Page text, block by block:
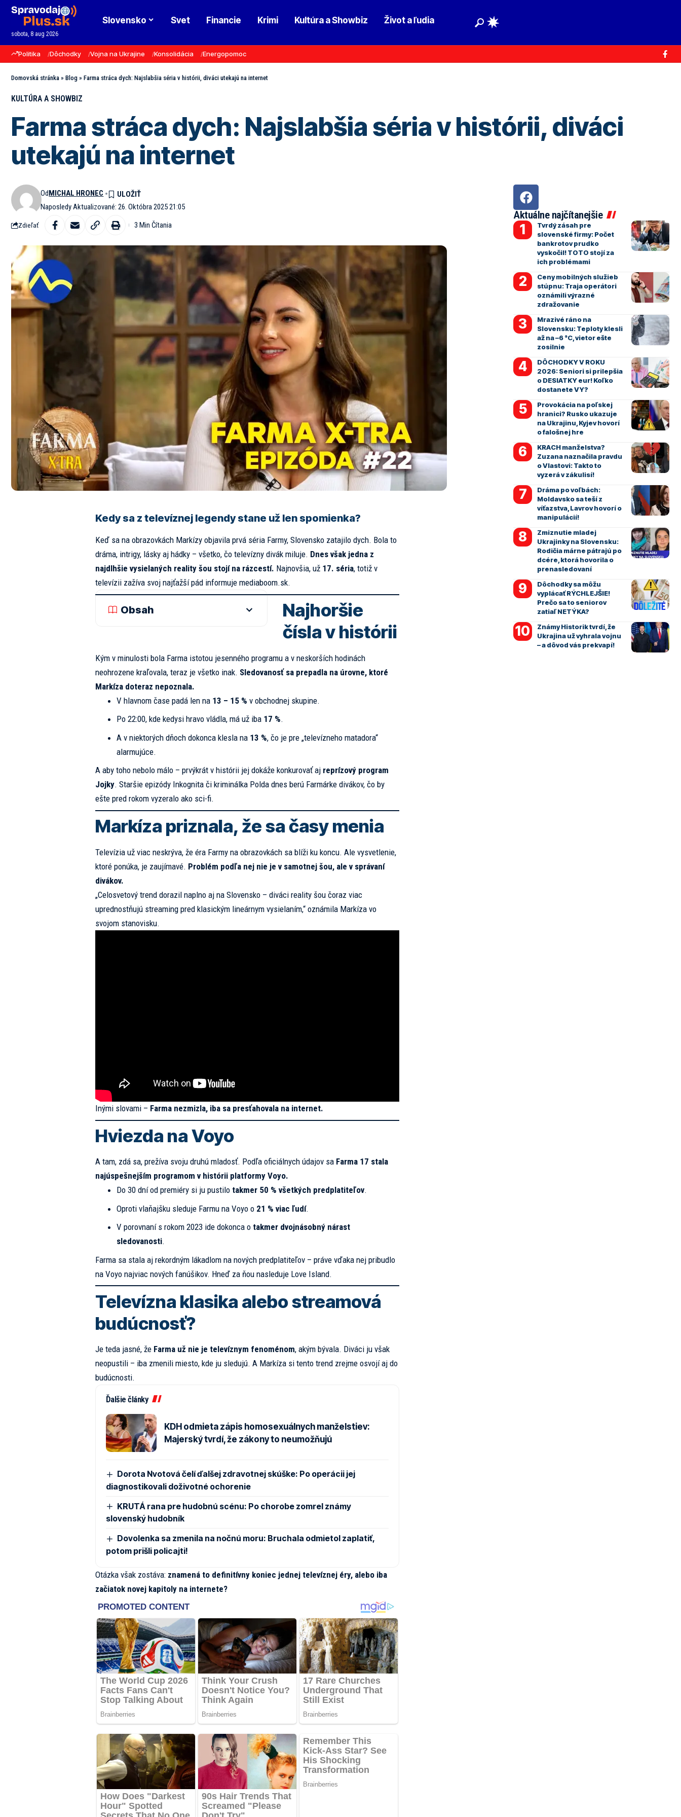
sobota, 8 aug 2026
Slovensko Svet Financie Krimi Kultúra a Showbiz Život a ľudia
Politika Dôchodky Vojna na Ukrajine Konsolidácia Energopomoc
Domovská stránka » Blog » Farma stráca dych: Najslabšia séria v histórii, diváci utekajú na internet
KULTÚRA A SHOWBIZ
Farma stráca dych: Najslabšia séria v histórii, diváci
utekajú na internet
Naposledy Aktualizované: 26. Októbra 2025 21:05
OdMICHAL HRONEC
Zdieľať 3 Min Čítania
Kedy sa z televíznej legendy stane už len spomienka?
Keď sa na obrazovkách Markízy objavila prvá séria Farmy, Slovensko zatajilo dych. Bola to
dráma, intrigy, lásky aj hádky – všetko, čo televízny divák miluje. Dnes však jedna z
najdlhšie vysielaných reality šou stojí na rázcestí. Najnovšia, už 17. séria, totiž v
televízii zažíva svoj najťažší pád informuje mediaboom.sk.
Obsah
Najhoršie
čísla v histórii
Kým v minulosti bola Farma istotou jesenného programu a v neskorších hodinách
neohrozene kraľovala, teraz je všetko inak. Sledovanosť sa prepadla na úrovne, ktoré
Markíza doteraz nepoznala.
V hlavnom čase padá len na 13 – 15 % v obchodnej skupine.
Po 22:00, kde kedysi hravo vládla, má už iba 17 %.
A v niektorých dňoch dokonca klesla na 13 %, čo je pre „televízneho matadora“
alarmujúce.
A aby toho nebolo málo – prvýkrát v histórii jej dokáže konkurovať aj reprízový program
Jojky. Staršie epizódy Inkognita či kriminálka Polda dnes berú Farmárke divákov, čo by
ešte pred rokom vyzeralo ako sci-fi.
Markíza priznala, že sa časy menia
Televízia už viac neskrýva, že éra Farmy na obrazovkách sa blíži ku koncu. Ale vysvetlenie,
ktoré ponúka, je zaujímavé. Problém podľa nej nie je v samotnej šou, ale v správaní
divákov.
„Celosvetový trend dorazil naplno aj na Slovensko – diváci reality šou čoraz viac
uprednostňujú streaming pred klasickým lineárnym vysielaním,“ oznámila Markíza vo
svojom stanovisku.
Inými slovami – Farma nezmizla, iba sa presťahovala na internet.
Hviezda na Voyo
A tam, zdá sa, prežíva svoju druhú mladosť. Podľa oficiálnych údajov sa Farma 17 stala
najúspešnejším programom v histórii platformy Voyo.
Do 30 dní od premiéry si ju pustilo takmer 50 % všetkých predplatiteľov.
Oproti vlaňajšku sleduje Farmu na Voyo o 21 % viac ľudí.
V porovnaní s rokom 2023 ide dokonca o takmer dvojnásobný nárast
sledovanosti.
Farma sa stala aj rekordným lákadlom na nových predplatiteľov – práve vďaka nej pribudlo
na Voyo najviac nových fanúšikov. Hneď za ňou nasleduje Love Island.
Televízna klasika alebo streamová
budúcnosť?
Je teda jasné, že Farma už nie je televíznym fenoménom, akým bývala. Diváci ju však
neopustili – iba zmenili miesto, kde ju sledujú. A Markíza si tento trend zrejme osvojí aj do
budúcnosti.
Ďalšie články
KDH odmieta zápis homosexuálnych manželstiev:
Majerský tvrdí, že zákony to neumožňujú
Dorota Nvotová čelí ďalšej zdravotnej skúške: Po operácii jej
diagnostikovali doživotné ochorenie
KRUTÁ rana pre hudobnú scénu: Po chorobe zomrel známy
slovenský hudobník
Dovolenka sa zmenila na nočnú moru: Bruchala odmietol zaplatiť,
potom prišli policajti!
Otázka však zostáva: znamená to definitívny koniec jednej televíznej éry, alebo iba
začiatok novej kapitoly na internete?
Aktuálne najčítanejšie
Tvrdý zásah pre
slovenské firmy: Počet
bankrotov prudko
vyskočil! TOTO stojí za
ich problémami
Ceny mobilných služieb
stúpnu: Traja operátori
oznámili výrazné
zdražovanie
Mrazivé ráno na
Slovensku: Teploty klesli
až na –6 °C, vietor ešte
zosilnie
DÔCHODKY V ROKU
2026: Seniori si prilepšia
o DESIATKY eur! Koľko
dostanete VY?
Provokácia na poľskej
hranici? Rusko ukazuje
na Ukrajinu, Kyjev hovorí
o falošnej hre
KRACH manželstva?
Zuzana naznačila pravdu
o Vlastovi: Takto to
vyzerá v zákulisí!
Dráma po voľbách:
Moldavsko sa teší z
víťazstva, Lavrov hovorí o
manipulácií!
Zmiznutie mladej
Ukrajinky na Slovensku:
Rodičia márne pátrajú po
dcére, ktorá hovorila o
prenasledovaní
Dôchodky sa môžu
vyplácať RÝCHLEJŠIE!
Prečo sa to seniorov
zatiaľ NETÝKA?
Známy Historik tvrdí, že
Ukrajina už vyhrala vojnu
– a dôvod vás prekvapí!